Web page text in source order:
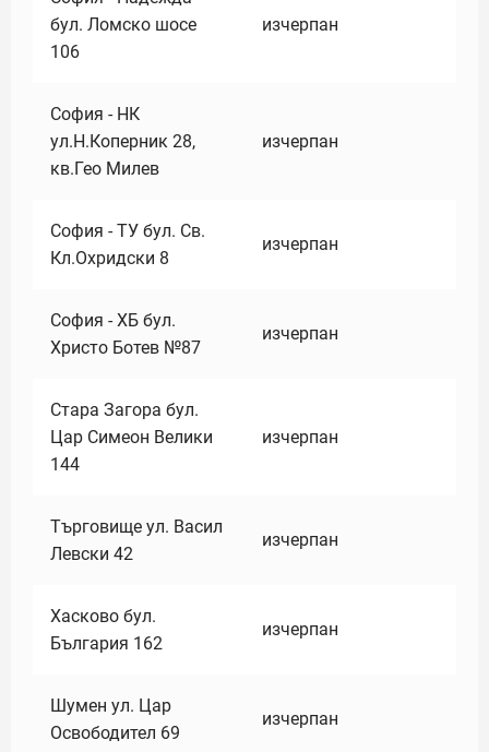
бул. Ломско шосе
106
изчерпан
София - НК
ул.Н.Коперник 28,
кв.Гео Милев
изчерпан
София - ТУ бул. Св.
Кл.Охридски 8
изчерпан
София - ХБ бул.
Христо Ботев №87
изчерпан
Стара Загора бул.
Цар Симеон Велики
144
изчерпан
Търговище ул. Васил
Левски 42
изчерпан
Хасково бул.
България 162
изчерпан
Шумен ул. Цар
Освободител 69
изчерпан